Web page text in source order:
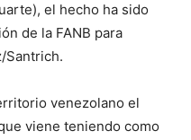
el hecho ha sido
de la FANB para
Santrich.
venezolano el
viene teniendo como